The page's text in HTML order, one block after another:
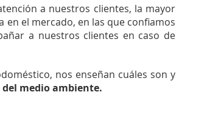
a nuestros clientes, la mayor
el mercado, en las que confiamos
a nuestros clientes en caso de
nos enseñan cuáles son y
medio ambiente.